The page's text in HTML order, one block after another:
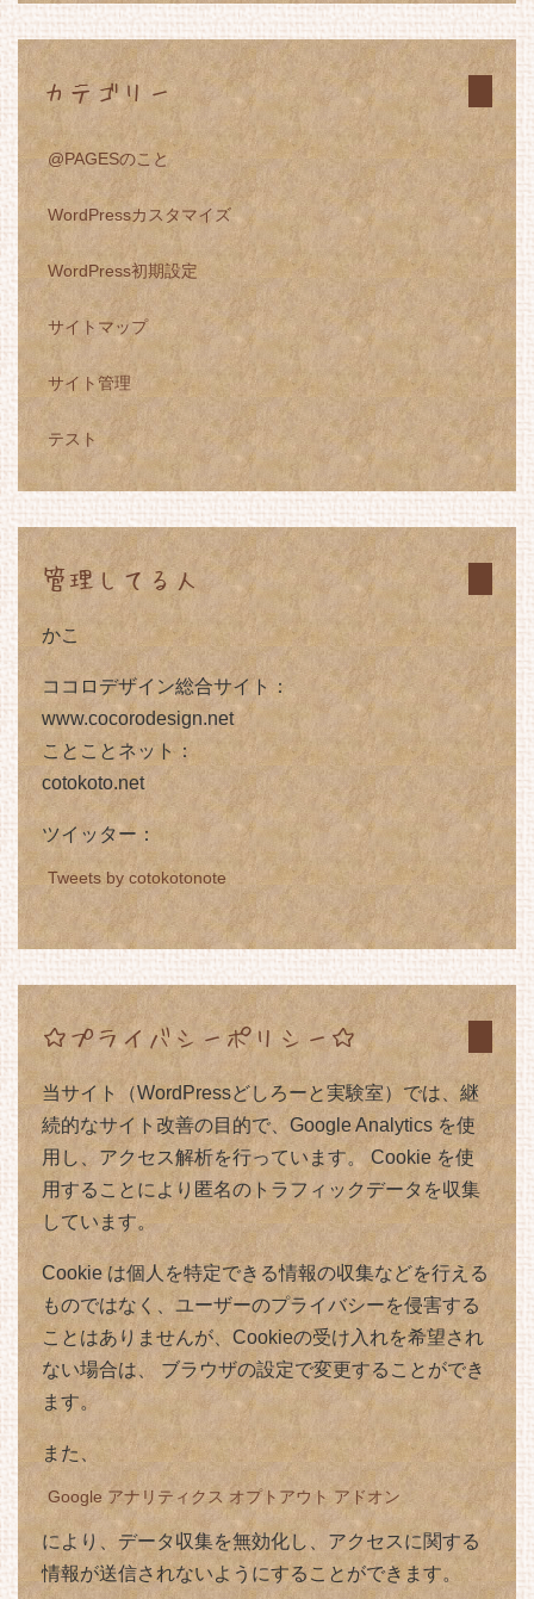
カテゴリー
@PAGESのこと
WordPressカスタマイズ
WordPress初期設定
サイトマップ
サイト管理
テスト
管理してる人
かこ
ココロデザイン総合サイト：
www.cocorodesign.net
ことことネット：
cotokoto.net
ツイッター：
Tweets by cotokotonote
☆プライバシーポリシー☆
当サイト（WordPressどしろーと実験室）では、継
続的なサイト改善の目的で、Google Analytics を使
用し、アクセス解析を行っています。 Cookie を使
用することにより匿名のトラフィックデータを収集
しています。
Cookie は個人を特定できる情報の収集などを行える
ものではなく、ユーザーのプライバシーを侵害する
ことはありませんが、Cookieの受け入れを希望され
ない場合は、 ブラウザの設定で変更することができ
ます。
また、
Google アナリティクス オプトアウト アドオン
により、データ収集を無効化し、アクセスに関する
情報が送信されないようにすることができます。